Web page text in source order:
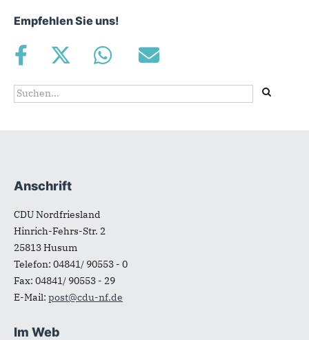
Empfehlen Sie uns!
Suchformular
Suche
Fußbereich
Anschrift
CDU Nordfriesland
Hinrich-Fehrs-Str. 2
25813Husum
Telefon: 04841/ 90553 - 0
Fax: 04841/ 90553 - 29
E-Mail: post@cdu-nf.de
Im Web